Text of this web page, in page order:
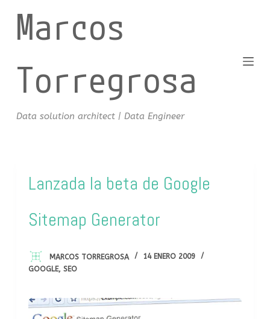
Marcos
Torregrosa
Data solution architect | Data Engineer
Lanzada la beta de Google
Sitemap Generator
MARCOS TORREGROSA
14 ENERO 2009
GOOGLE, SEO